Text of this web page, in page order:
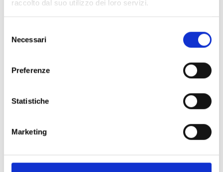
raccolto dal suo utilizzo dei loro servizi.
delNecessari
Preferenze
Statistiche
Marketing
acquisisce caratteristiche che ne fanno un vino dalla forte
orecchiabile, fresco, anche nel nostro Sauvignon c’è la
del bouquet riconoscibile di questo vino. C’è il fascino di una
terra, quella del Friuli, fatta di boschi e di campi, di tradizioni e di
tanto tempo da averci messo le radici, letteralmente. C’è il
fascino di un grande classico: lo conosci e lo riconosci. Basta